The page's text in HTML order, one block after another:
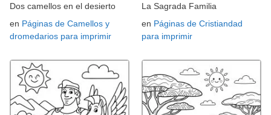
Dos camellos en el desierto
en Páginas de Camellos y
dromedarios para imprimir
La Sagrada Familia
en Páginas de Cristiandad
para imprimir